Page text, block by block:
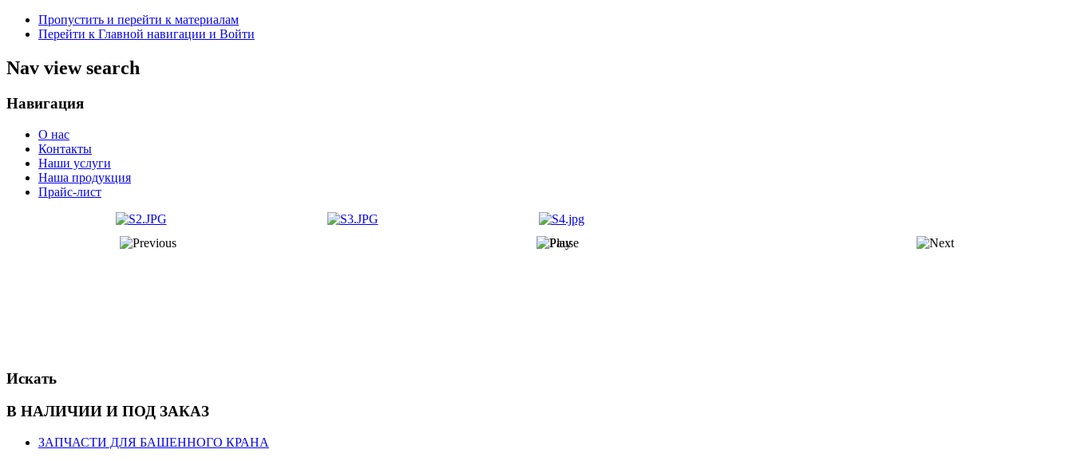
Пропустить и перейти к материалам
Перейти к Главной навигации и Войти
Nav view search
Навигация
О нас
Контакты
Наши услуги
Наша продукция
Прайс-лист
Искать
В НАЛИЧИИ И ПОД ЗАКАЗ
ЗАПЧАСТИ ДЛЯ БАШЕННОГО КРАНА